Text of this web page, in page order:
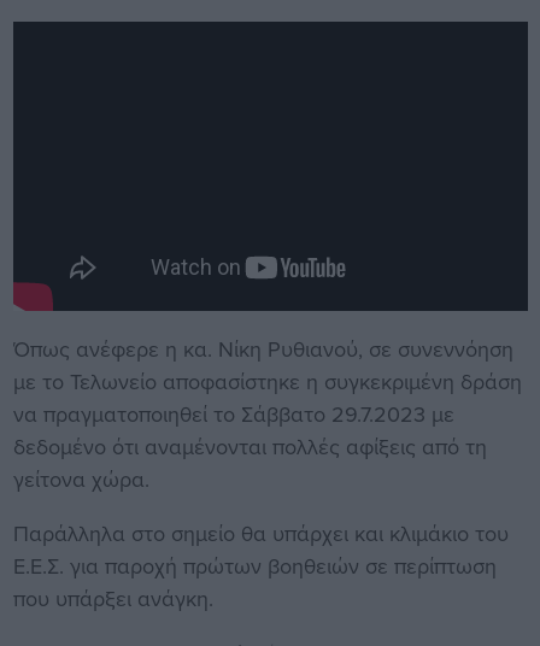
Όπως ανέφερε η κα. Νίκη Ρυθιανού, σε συνεννόηση
με το Τελωνείο αποφασίστηκε η συγκεκριμένη δράση
να πραγματοποιηθεί το Σάββατο 29.7.2023 με
δεδομένο ότι αναμένονται πολλές αφίξεις από τη
γείτονα χώρα.
Παράλληλα στο σημείο θα υπάρχει και κλιμάκιο του
Ε.Ε.Σ. για παροχή πρώτων βοηθειών σε περίπτωση
που υπάρξει ανάγκη.